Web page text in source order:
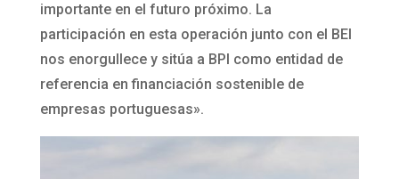
importante en el futuro próximo. La
participación en esta operación junto con el BEI
nos enorgullece y sitúa a BPI como entidad de
referencia en financiación sostenible de
empresas portuguesas».